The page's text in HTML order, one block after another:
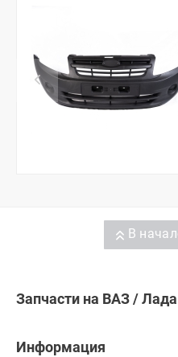
В
Запчасти на ВАЗ / Лада
Информация